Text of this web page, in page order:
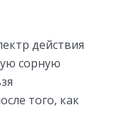
действия
сорную
того, как